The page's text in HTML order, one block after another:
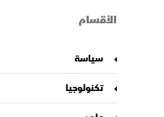
الأقسام
سياسة
تكنولوجيا